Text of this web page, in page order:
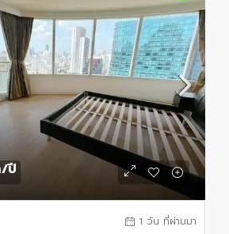
/ปี
1 วัน ที่ผ่านมา